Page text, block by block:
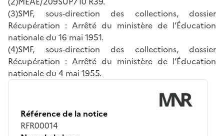
(3)SMF, sous-direction des collections, dossier
Récupération : Arrêté du ministère de l’Éducation
nationale du 16 mai 1951.
(4)SMF, sous-direction des collections, dossier
Récupération : Arrêté du ministère de l’Éducation
nationale du 4 mai 1955.
Référence de la notice
RFR00014